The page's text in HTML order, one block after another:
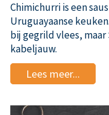
Chimichurri is een
Uruguayaanse
bij gegrild vlees,
kabeljauw.
Lees meer...